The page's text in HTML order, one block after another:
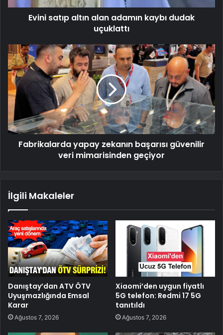
Evini satıp altın alan adamın kaybı dudak
uçuklattı
Fabrikalarda yapay zekanın başarısı güvenilir
veri mimarisinden geçiyor
İlgili Makaleler
Danıştay’dan ATV ÖTV
Uyuşmazlığında Emsal
Karar
Ağustos 7, 2026
Xiaomi’den uygun fiyatlı
5G telefon: Redmi 17 5G
tanıtıldı
Ağustos 7, 2026